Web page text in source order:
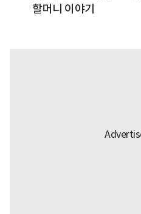
할머니 이야기